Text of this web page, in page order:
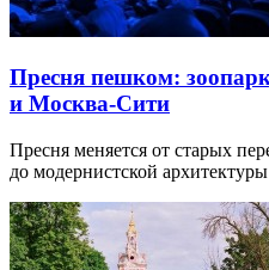
Пресня пешком:
и Москва-Сити
Пресня меняется от старых
до модернистской